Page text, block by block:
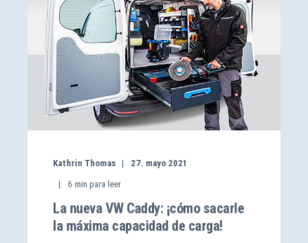
Kathrin Thomas 27. mayo 2021
6 min para leer
La nueva VW Caddy: ¡cómo sacarle
la máxima capacidad de carga!